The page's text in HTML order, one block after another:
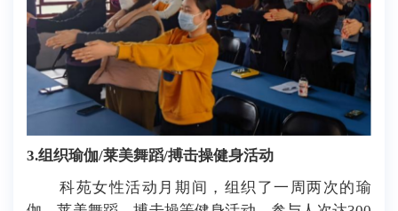
3.组织瑜伽/莱美舞蹈/搏击操健身活动
科苑女性活动月期间，组织了一周两次的瑜